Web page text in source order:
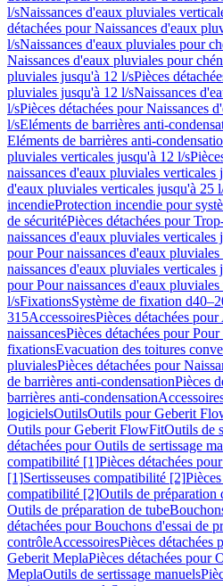
l/sNaissances d'eaux pluviales
détachées pour Naissances d'eaux
l/sNaissances d'eaux pluviales pour
Naissances d'eaux pluviales pour
pluviales jusqu'à 12 l/sPièces
pluviales jusqu'à 12 l/sNaissances
l/sPièces détachées pour Naissances
l/sEléments de barrières anti-
Eléments de barrières anti-
pluviales verticales jusqu'à 12 l/s
naissances d'eaux pluviales verticales
d'eaux pluviales verticales jusqu'à 25
incendieProtection incendie pour
de sécuritéPièces détachées pour
naissances d'eaux pluviales verticales
pour Pour naissances d'eaux
naissances d'eaux pluviales verticales
pour Pour naissances d'eaux
l/sFixationsSystème de fixation
315AccessoiresPièces détachées
naissancesPièces détachées pour Pour
fixationsEvacuation des toitures
pluvialesPièces détachées pour
de barrières anti-condensationPièces
barrières anti-condensation
logicielsOutilsOutils pour Geberit
Outils pour Geberit FlowFitOutils de
détachées pour Outils de sertissage
compatibilité [1]Pièces détachées
[1]Sertisseuses compatibilité [2]
compatibilité [2]Outils de préparation
Outils de préparation de tube
détachées pour Bouchons d'essai de
contrôleAccessoiresPièces détachées
Geberit MeplaPièces détachées pour
MeplaOutils de sertissage manuels